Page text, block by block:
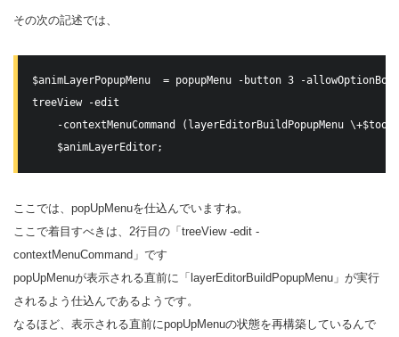
その次の記述では、
$animLayerPopupMenu  = popupMenu -button 3 -
treeView -edit
-contextMenuCommand (layerEditorBuildPopupMenu
ここでは、popUpMenuを仕込んでいますね。
ここで着目すべきは、2行目の「treeView -edit -
contextMenuCommand」です
popUpMenuが表示される直前に「layerEditorBuildPopupMenu」が実行
されるよう仕込んであるようです。
なるほど、表示される直前にpopUpMenuの状態を再構築しているんで